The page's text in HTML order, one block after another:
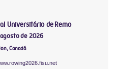
Universitário de Remo
agosto de 2026
Canadá